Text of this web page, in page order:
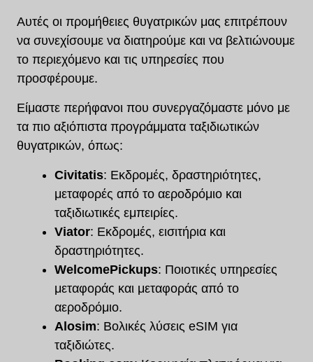
Αυτές οι προμήθειες θυγατρικών μας επιτρέπουν
να συνεχίσουμε να διατηρούμε και να βελτιώνουμε
το περιεχόμενο και τις υπηρεσίες που
προσφέρουμε.
Είμαστε περήφανοι που συνεργαζόμαστε μόνο με
τα πιο αξιόπιστα προγράμματα ταξιδιωτικών
θυγατρικών, όπως:
Civitatis: Εκδρομές, δραστηριότητες,
μεταφορές από το αεροδρόμιο και
ταξιδιωτικές εμπειρίες.
Viator: Εκδρομές, εισιτήρια και
δραστηριότητες.
WelcomePickups: Ποιοτικές υπηρεσίες
μεταφοράς και μεταφοράς από το
αεροδρόμιο.
Alosim: Βολικές λύσεις eSIM για
ταξιδιώτες.